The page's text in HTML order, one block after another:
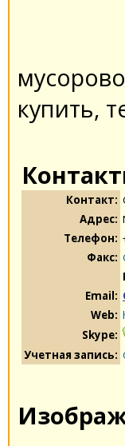
купить,
Контакт:
Адрес:
Телефон:
Факс:
Email:
Web:
Skype:
Учетная запись: